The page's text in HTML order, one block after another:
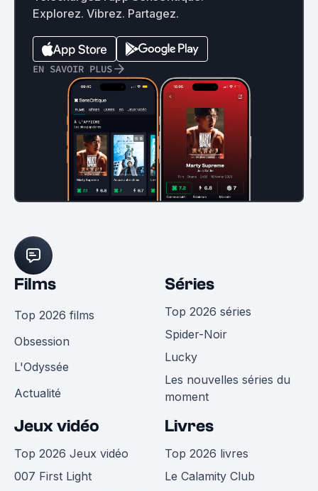
Explorez. Vibrez. Partagez.
EN SAVOIR PLUS
Films
Top 2026 films
Obsession
L'Odyssée
Actualité
Séries
Top 2026 séries
Spider-Noir
Lucky
Les nouvelles séries du
moment
Jeux vidéo
Top 2026 Jeux vidéo
007 First Light
Livres
Top 2026 livres
Le Calamity Club